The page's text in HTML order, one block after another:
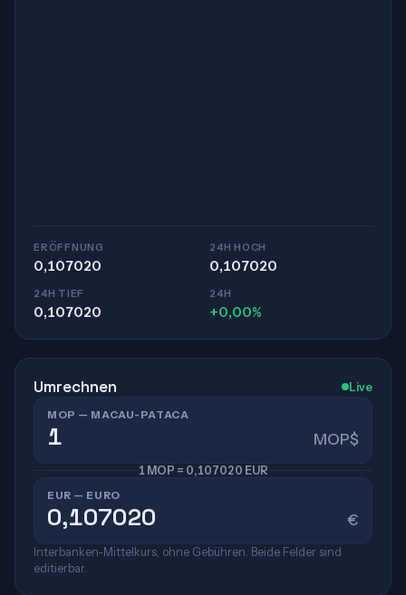
ERÖFFNUNG
0,107020
24H HOCH
0,107020
24H TIEF
0,107020
24H
+0,00%
Umrechnen Live
MOP — MACAU-PATACA
MOP$
1 MOP = 0,107020 EUR
EUR — EURO
€
Interbanken-Mittelkurs, ohne Gebühren. Beide Felder sind
editierbar.